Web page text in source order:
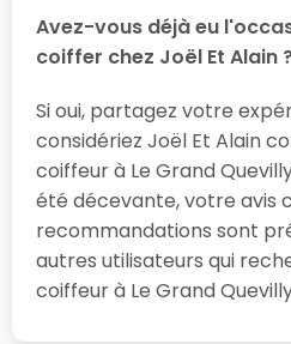
Avez-vous déjà eu
coiffer chez Joël Et Alain
Si oui, partagez votre
considériez Joël Et Alain
coiffeur à Le Grand
été décevante, votre avis
recommandations sont
autres utilisateurs qui
coiffeur à Le Grand